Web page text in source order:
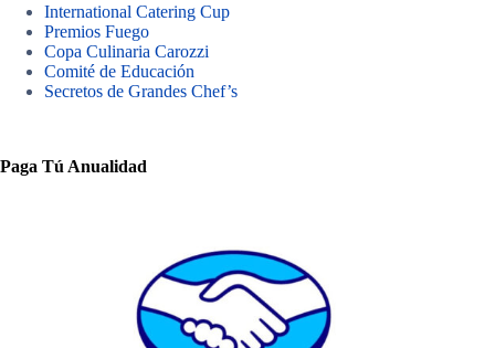
International Catering Cup
Premios Fuego
Copa Culinaria Carozzi
Comité de Educación
Secretos de Grandes Chef’s
Paga Tú Anualidad